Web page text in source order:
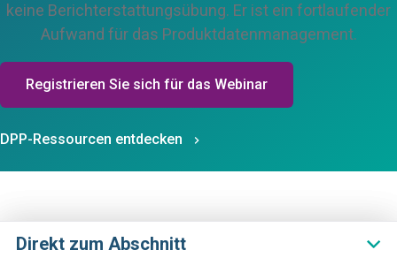
keine Berichterstattungsübung. Er ist ein fortlaufender
Aufwand für das Produktdatenmanagement.
Registrieren Sie sich für das Webinar
DPP-Ressourcen entdecken
Direkt zum Abschnitt